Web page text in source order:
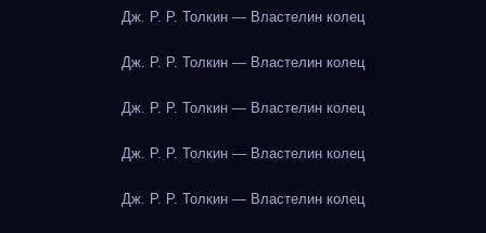
Дж. Р. Р. Толкин — Властелин колец
Дж. Р. Р. Толкин — Властелин колец
Дж. Р. Р. Толкин — Властелин колец
Дж. Р. Р. Толкин — Властелин колец
Дж. Р. Р. Толкин — Властелин колец